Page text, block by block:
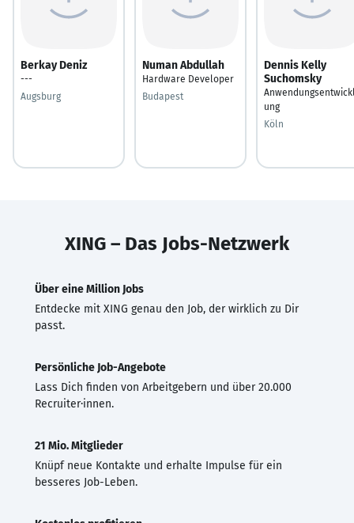
Berkay Deniz
---
Augsburg
Numan Abdullah
Hardware Developer
Budapest
Dennis Kelly
Suchomsky
ung
Köln
XING – Das Jobs-Netzwerk
Über eine Million Jobs
Entdecke mit XING genau den Job, der wirklich zu Dir
passt.
Persönliche Job-Angebote
Lass Dich finden von Arbeitgebern und über 20.000
Recruiter·innen.
21 Mio. Mitglieder
Knüpf neue Kontakte und erhalte Impulse für ein
besseres Job-Leben.